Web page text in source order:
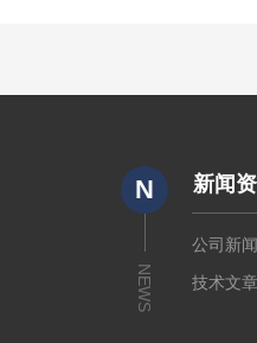
N
NEWS
新闻
公司新
技术文